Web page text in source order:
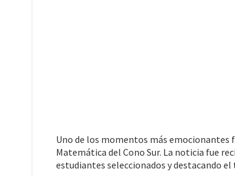
Uno de los momentos más emocionantes
Matemática del Cono Sur. La noticia fue
estudiantes seleccionados y destacando